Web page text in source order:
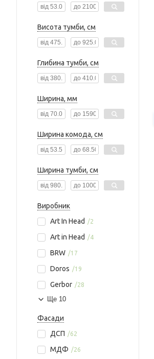
Висота тумби, см
Глибина тумби, см
Ширина, мм
Ширина комода, см
Ширина тумби, см
Виробник
Art In Head
2
Art in Head 4
BRW 17
Doros 19
Gerbor 28
Ще 10
Фасади
ДСП
62
МДФ 26